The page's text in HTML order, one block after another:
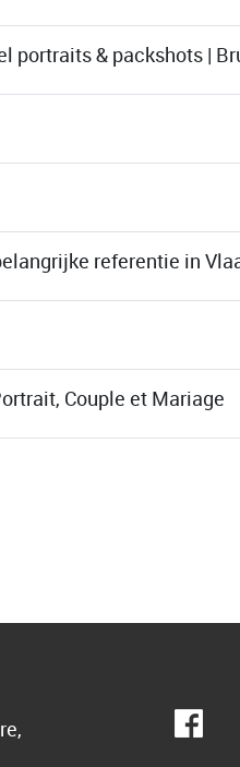
portraits & packshots |
referentie in
Couple et Mariage